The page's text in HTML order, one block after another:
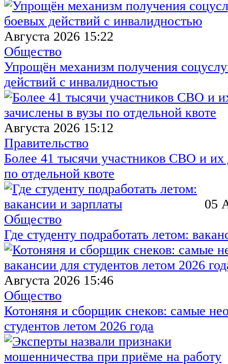
Августа 2026 15:22
Общество
Упрощён механизм получения
действий с инвалидностью
Августа 2026 15:12
Правительство
Более 41 тысячи участников СВО и их
по отдельной квоте
05
Общество
Где студенту подработать летом:
Августа 2026 15:46
Общество
Котоняня и сборщик снеков: самые
студентов летом 2026 года